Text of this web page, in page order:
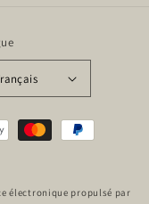
électronique propulsé par